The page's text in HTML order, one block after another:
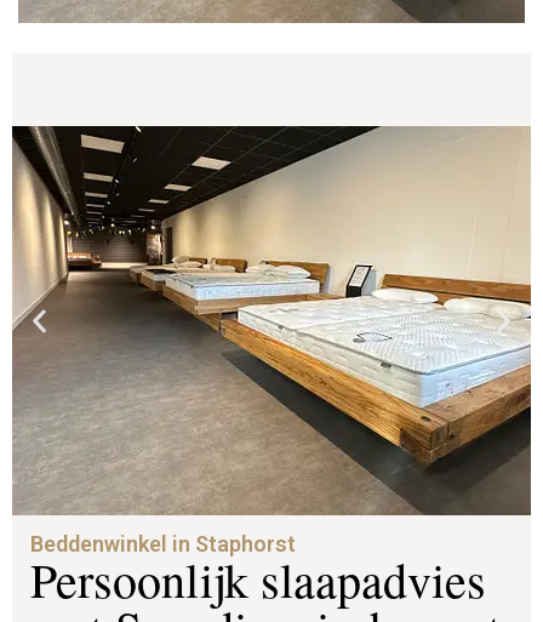
Beddenwinkel in Staphorst
Persoonlijk slaapadvies